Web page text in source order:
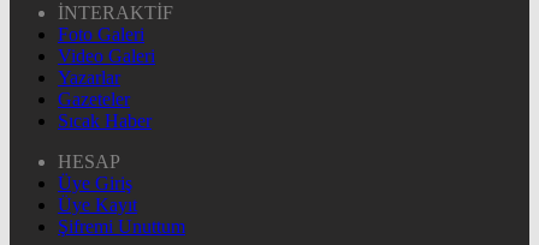
İNTERAKTİF
Foto Galeri
Video Galeri
Yazarlar
Gazeteler
Sıcak Haber
HESAP
Üye Giriş
Üye Kayıt
Şifremi Unuttum